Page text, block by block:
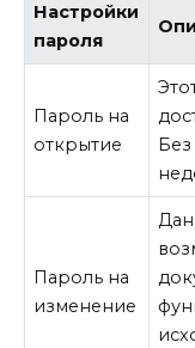
Настройки
пароля
Пароль на
открытие
Без
Пароль на
изменение